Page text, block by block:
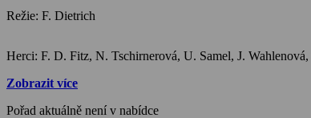
Režie: F. Dietrich
Zobrazit více
Pořad aktuálně není v nabídce